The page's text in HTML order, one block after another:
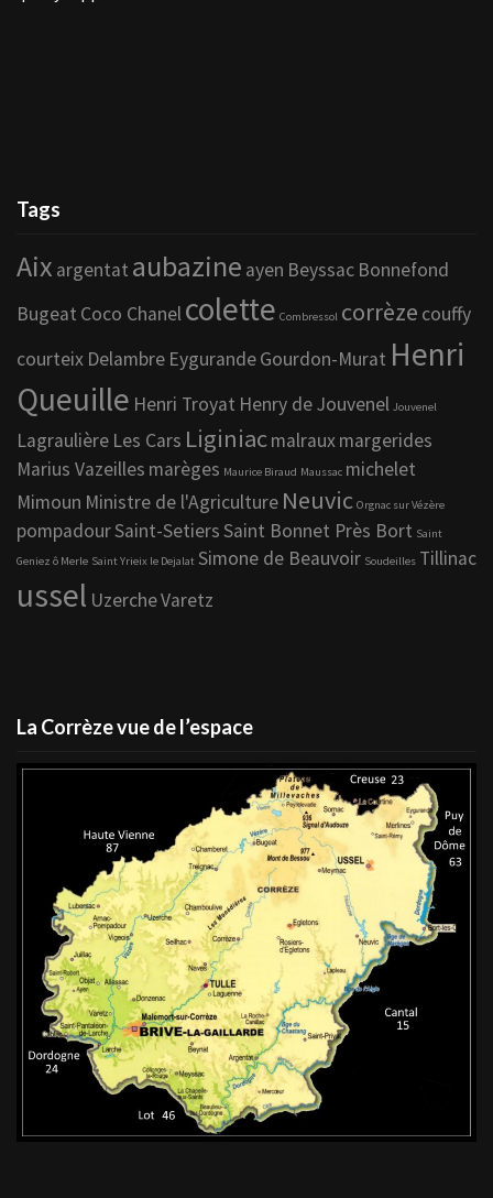
Tags
Aix argentat aubazine ayen Beyssac Bonnefond
Bugeat Coco Chanelcolette Combressol corrèze couffy
courteix Delambre EygurandeGourdon-Murat Henri
Queuille Henri Troyat Henry de Jouvenel Jouvenel
Lagraulière Les Cars Liginiacmalrauxmargerides
Marius Vazeilles marèges Maurice Biraud Maussac michelet
Mimoun Ministre de l'Agriculture Neuvic Orgnac sur Vézère
pompadourSaint-SetiersSaint Bonnet Près Bort Saint
Geniez ô Merle Saint Yrieix le Dejalat Simone de Beauvoir Soudeilles Tillinac
ussel UzercheVaretz
La Corrèze vue de l’espace